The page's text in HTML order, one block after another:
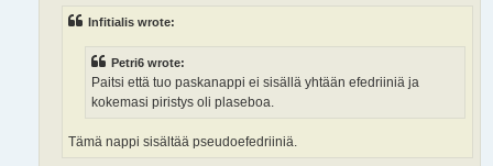
Infitialis wrote:
Petri6 wrote:
Paitsi että tuo paskanappi ei sisällä yhtään efedriiniä ja
kokemasi piristys oli plaseboa.
Tämä nappi sisältää pseudoefedriiniä.